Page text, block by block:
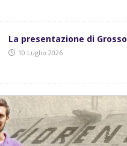
La presentazione di Grosso
10 Luglio 2026